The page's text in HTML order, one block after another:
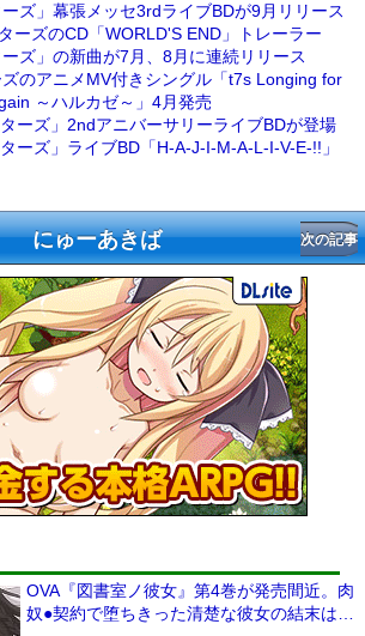
ーズ」幕張メッセ3rdライブBDが9月リリース
ーズのCD「WORLD'S END」トレーラー
ーズ」の新曲が7月、8月に連続リリース
のアニメMV付きシングル「t7s Longing for
～ハルカゼ～」4月発売
ターズ」2ndアニバーサリーライブBDが登場
ーズ」ライブBD「H-A-J-I-M-A-L-I-V-E-!!」
にゅーあきば 次の記事
OVA『図書室ノ彼女』第4巻が発売間近。肉
奴●契約で堕ちきった清楚な彼女の結末は…